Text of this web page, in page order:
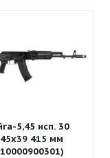
5,45 исп. 30
415 мм